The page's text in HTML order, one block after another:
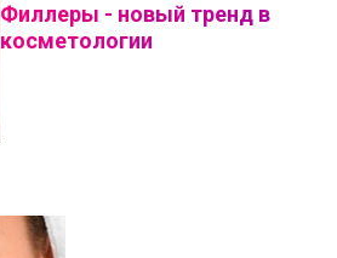
Филлеры - новый тренд в
косметологии